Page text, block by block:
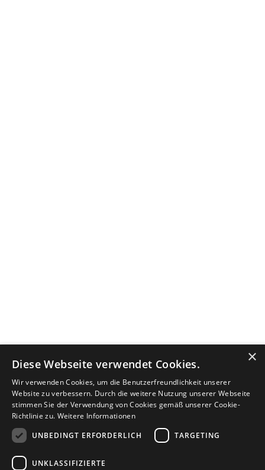
×
Diese Webseite verwendet Cookies.
Wir verwenden Cookies, um die Benutzerfreundlichkeit unserer
Website zu verbessern. Durch die weitere Nutzung unserer Webseite
stimmen Sie der Verwendung von Cookies gemäß unserer Cookie-
Richtlinie zu. Weitere Informationen
UNBEDINGT ERFORDERLICH
TARGETING
UNKLASSIFIZIERTE